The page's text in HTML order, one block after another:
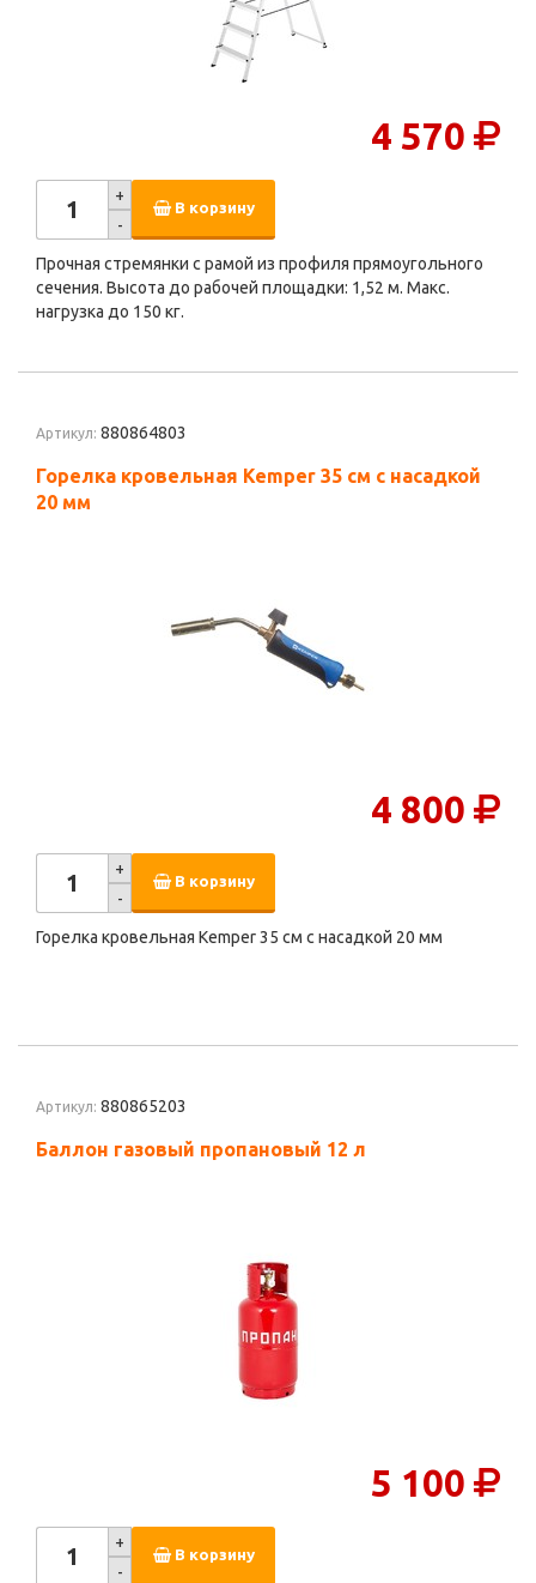
4 570
+
-
В корзину
Прочная стремянки с рамой из профиля прямоугольного
сечения. Высота до рабочей площадки: 1,52 м. Макс.
нагрузка до 150 кг.
Артикул: 880864803
Горелка кровельная Kemper 35 см с насадкой
20 мм
4 800
+
-
В корзину
Горелка кровельная Kemper 35 см с насадкой 20 мм
Артикул: 880865203
Баллон газовый пропановый 12 л
5 100
+
-
В корзину